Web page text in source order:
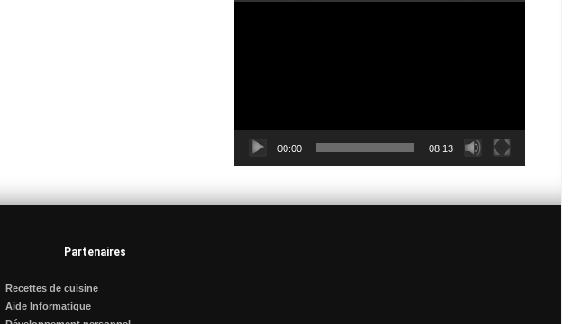
00:00 08:13
Partenaires
Recettes de cuisine
Aide Informatique